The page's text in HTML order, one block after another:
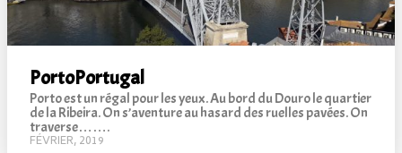
PortoPortugal
Porto est un régal pour les yeux. Au bord du Douro le quartier
de la Ribeira. On s’aventure au hasard des ruelles pavées. On
traverse…….
FÉVRIER, 2019